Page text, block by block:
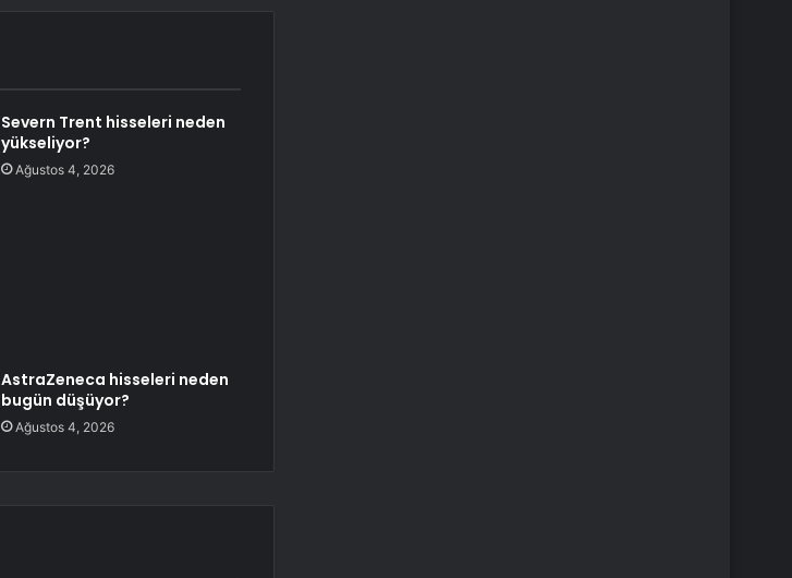
Severn Trent hisseleri neden
yükseliyor?
Ağustos 4, 2026
AstraZeneca hisseleri neden
bugün düşüyor?
Ağustos 4, 2026